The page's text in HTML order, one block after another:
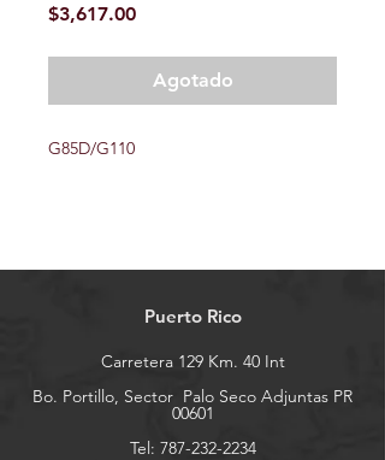
$3,617.00Precio
Agotado
G85D/G110
Puerto Rico
Carretera 129 Km. 40 Int
Bo. Portillo, Sector Palo Seco Adjuntas PR
00601
Tel: 787-232-2234